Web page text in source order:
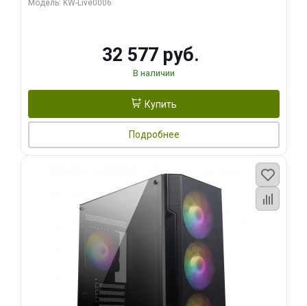
Модель: KW-Live0006
32 577 руб.
В наличии
Купить
Подробнее